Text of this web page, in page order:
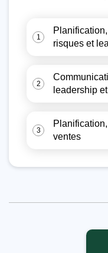
1
risques et
2
leadership
3
ventes